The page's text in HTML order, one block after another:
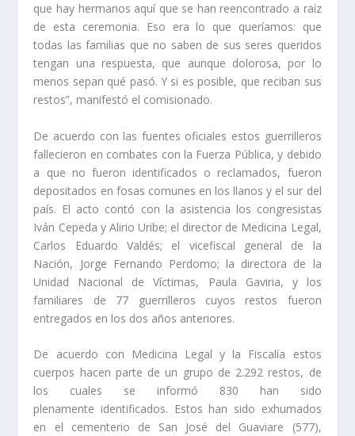
que hay hermanos aquí que se han reencontrado a raíz
de esta ceremonia. Eso era lo que queríamos: que
todas las familias que no saben de sus seres queridos
tengan una respuesta, que aunque dolorosa, por lo
menos sepan qué pasó. Y si es posible, que reciban sus
restos”, manifestó el comisionado.
De acuerdo con las fuentes oficiales estos guerrilleros
fallecieron en combates con la Fuerza Pública, y debido
a que no fueron identificados o reclamados, fueron
depositados en fosas comunes en los llanos y el sur del
país. El acto contó con la asistencia los congresistas
Iván Cepeda y Alirio Uribe; el director de Medicina Legal,
Carlos Eduardo Valdés; el vicefiscal general de la
Nación, Jorge Fernando Perdomo; la directora de la
Unidad Nacional de Víctimas, Paula Gaviria, y los
familiares de 77 guerrilleros cuyos restos fueron
entregados en los dos años anteriores.
De acuerdo con Medicina Legal y la Fiscalía estos
cuerpos hacen parte de un grupo de 2.292 restos, de
los cuales se informó 830 han sido
plenamente identificados. Estos han sido exhumados
en el cementerio de San José del Guaviare (577),